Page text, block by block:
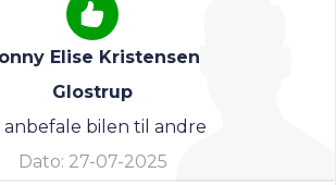
Elise Kristensen
Glostrup
anbefale bilen til andre
Dato: 27-07-2025